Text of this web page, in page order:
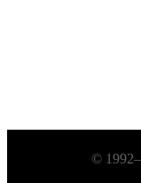
Alatunniste
©